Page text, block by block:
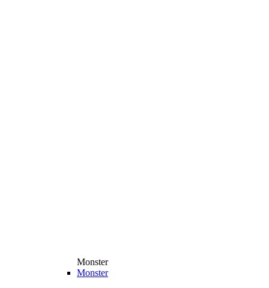
Monster
Monster